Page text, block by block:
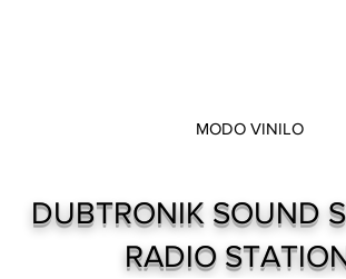
MODO VINILO
DUBTRONIK SOUND
RADIO